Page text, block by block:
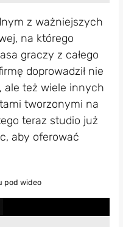
z ważniejszych
na którego
graczy z całego
doprowadził nie
ale też wiele innych
tworzonymi na
teraz studio już
aby oferować
pod wideo